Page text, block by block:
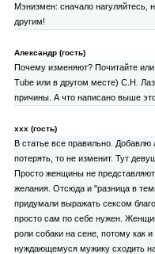
Мэнизмен: сначало нагуляйтесь,
другим!
Александр (гость)
Почему изменяют? Почитайте
Tube или в другом месте) С.Н.
причины. А что написано выше
xxx (гость)
В статье все правильно.
потерять, то не изменит. Тут
Просто женщины не
желания. Отсюда и "разница в
придумали выражать сексом
просто сам по себе нужен.
роли собаки на сене, потому как
нуждающемуся мужику сходить